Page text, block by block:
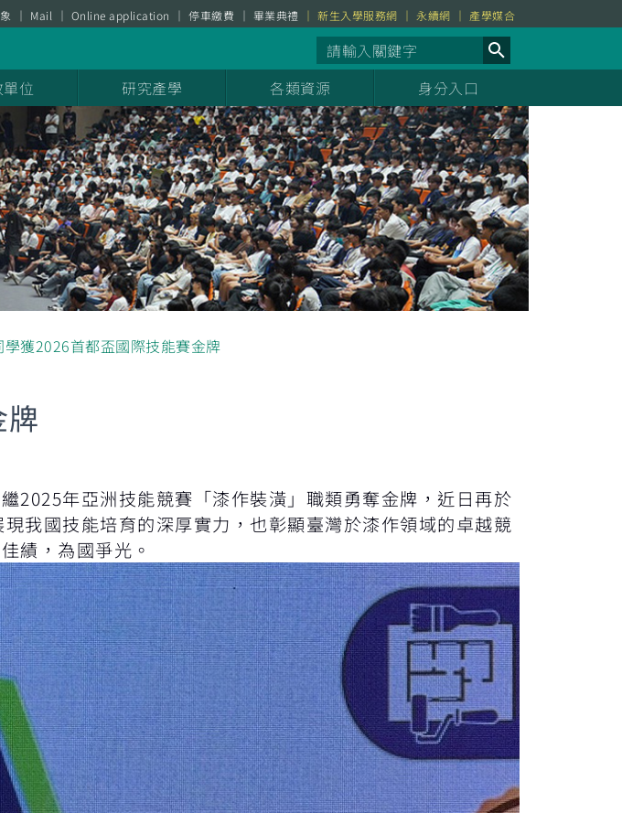
Mail Online application 停車繳費 畢業典禮 新生入學服務網 永續網 產學媒合
位 研究產學 各類資源 身分入口
學獲2026首都盃國際技能賽金牌
2025年亞洲技能競賽「漆作裝潢」職類勇奪金牌，近日再於
我國技能培育的深厚實力，也彰顯臺灣於漆作領域的卓越競
績，為國爭光。